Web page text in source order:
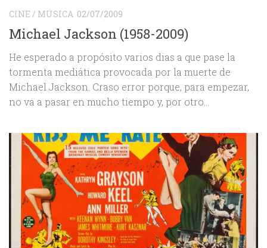
CINE / MÚSICA 02/07/2009
Michael Jackson (1958-2009)
He esperado a propósito varios dias a que pase la
tormenta mediática provocada por la muerte de
Michael Jackson. Craso error porque, para empezar,
no va a pasar en mucho tiempo y, por otro...